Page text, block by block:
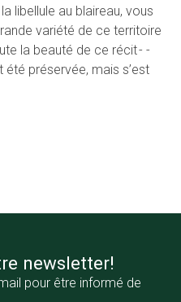
libellule au blaireau, vous
variété de ce territoire
la beauté de ce récit -
préservée, mais s’est
newsletter!
pour être informé de